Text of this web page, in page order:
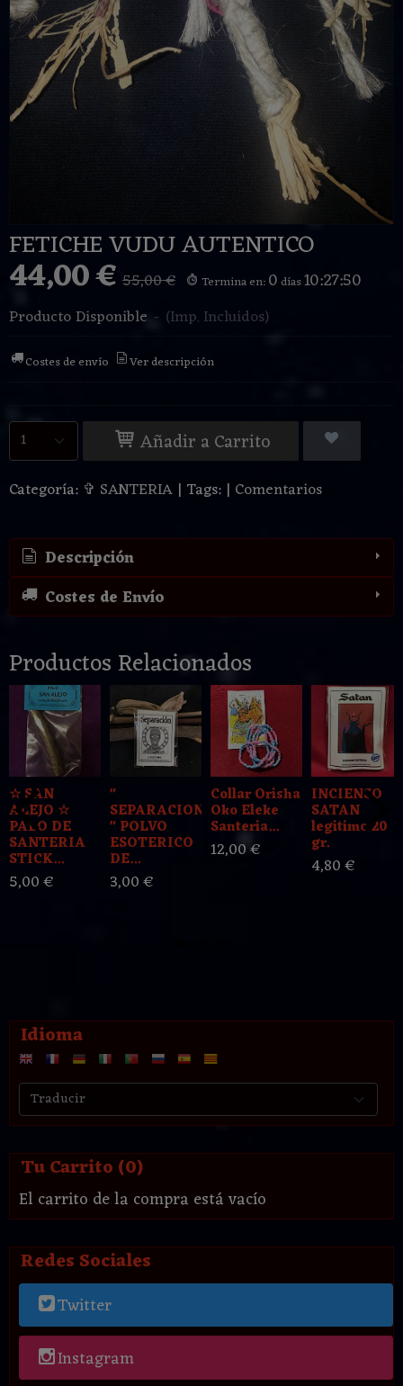
Idioma
Tu Carrito (0)
El carrito de la compra está vacío
Redes Sociales
Twitter
Instagram
FETICHE VUDU AUTENTICO
44,00 € 55,00 € Termina en:0 días10:27:49
Producto Disponible - (Imp. Incluidos)
Costes de envío Ver descripción
Añadir a Carrito
Categoría: ✞ SANTERIA | Tags: | Comentarios
Descripción
Costes de Envío
Productos Relacionados
☆ SAN
ALEJO ☆
PALO DE
SANTERIA
STICK...
5,00 €
"
SEPARACION
" POLVO
ESOTERICO
DE...
3,00 €
Collar Orisha
Oko Eleke
Santeria...
12,00 €
INCIENSO
SATAN
legitimo 20
gr.
4,80 €